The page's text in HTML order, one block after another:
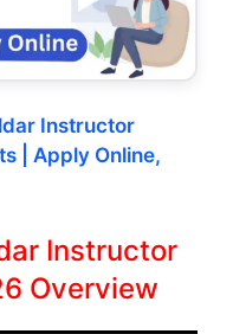
Instructor
| Apply Online,
Instructor
Overview